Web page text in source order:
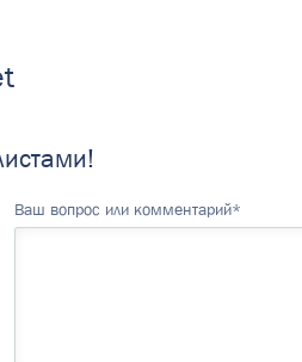
Ваш вопрос или комментарий*